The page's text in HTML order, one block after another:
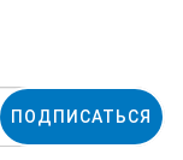
ПОДПИСАТЬСЯ